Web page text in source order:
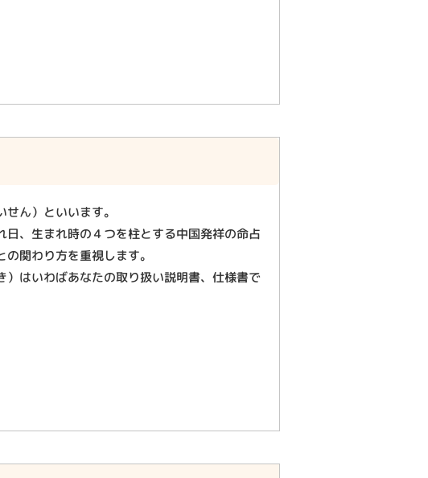
ん）といいます。
、生まれ時の４つを柱とする中国発祥の命占
関わり方を重視します。
はいわばあなたの取り扱い説明書、仕様書で